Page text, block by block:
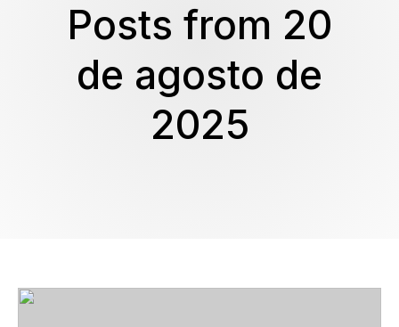
Posts from 20
de agosto de
2025